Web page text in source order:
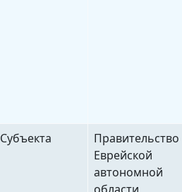
Субъекта
Правительство
Еврейской
автономной